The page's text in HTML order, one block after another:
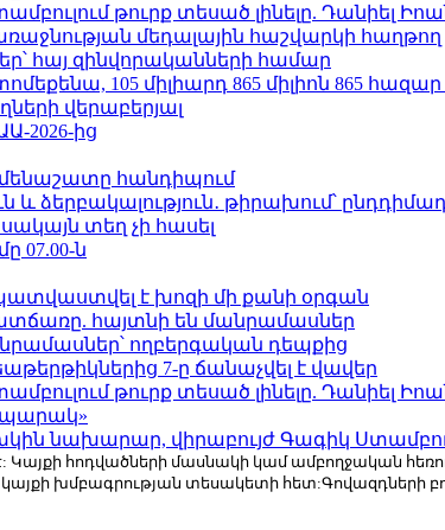
թուրք տեսած լինելը. Դանիել
մեդալային հաշվարկի հաղթող
հայ զինվորականների համար
105 միլիարդ 865 միլիոն 865
վերաբերյալ
2026-ից
հանդիպում
ձերբակալություն․ թիրախում՝
տեղ չի հասել
07.00-ն
է խոզի մի քանի օրգան
հայտնի են մանրամասներ
ողբերգական դեպքից
7-ը ճանաչվել է վավեր
թուրք տեսած լինելը. Դանիել
նախարար, վիրաբույժ Գագիկ
է: Կայքի հոդվածների մասնակի կամ ամբողջական
խմբագրության տեսակետի